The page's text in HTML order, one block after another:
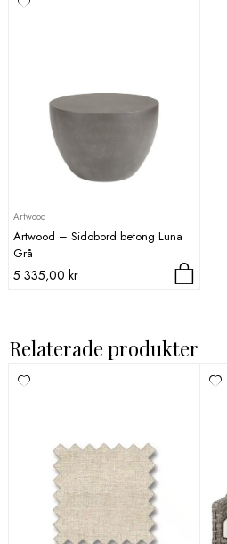
Artwood
Artwood – Sidobord betong Luna
Grå
5 335,00 kr
Relaterade produkter